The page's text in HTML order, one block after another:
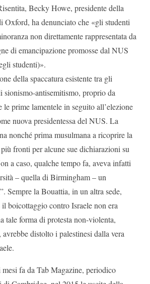
Becky Howe, presidente della
Oxford, ha denunciato che «gli studenti
non direttamente rappresentata da
di emancipazione promosse dal NUS
studenti)».
della spaccatura esistente tra gli
sionismo-antisemitismo, proprio da
prime lamentele in seguito all’elezione
nuova presidentessa del NUS. La
nonché prima musulmana a ricoprire la
fronti per alcune sue dichiarazioni su
a caso, qualche tempo fa, aveva infatti
– quella di Birmingham – un
Sempre la Bouattia, in un altra sede,
boicottaggio contro Israele non era
tale forma di protesta non-violenta,
distolto i palestinesi dalla vera
fa da Tab Magazine, periodico